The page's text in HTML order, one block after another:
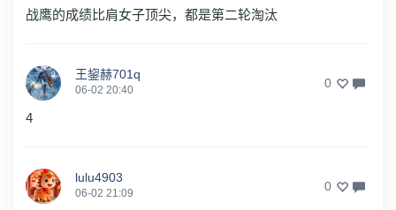
战鹰的成绩比肩女子顶尖，都是第二轮淘汰
王鋆赫701q
06-02 20:40 0
4
lulu4903
06-02 21:09 0